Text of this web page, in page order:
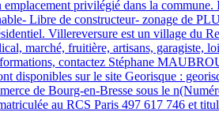
privilégié dans la
Libre de constructeur- zonage de
Villereversure est un village du
marché, fruitière, artisans, garagiste,
contactez Stéphane
disponibles sur le site Georisque :
de Bourg-en-Bresse sous le
au RCS Paris 497 617 746 et